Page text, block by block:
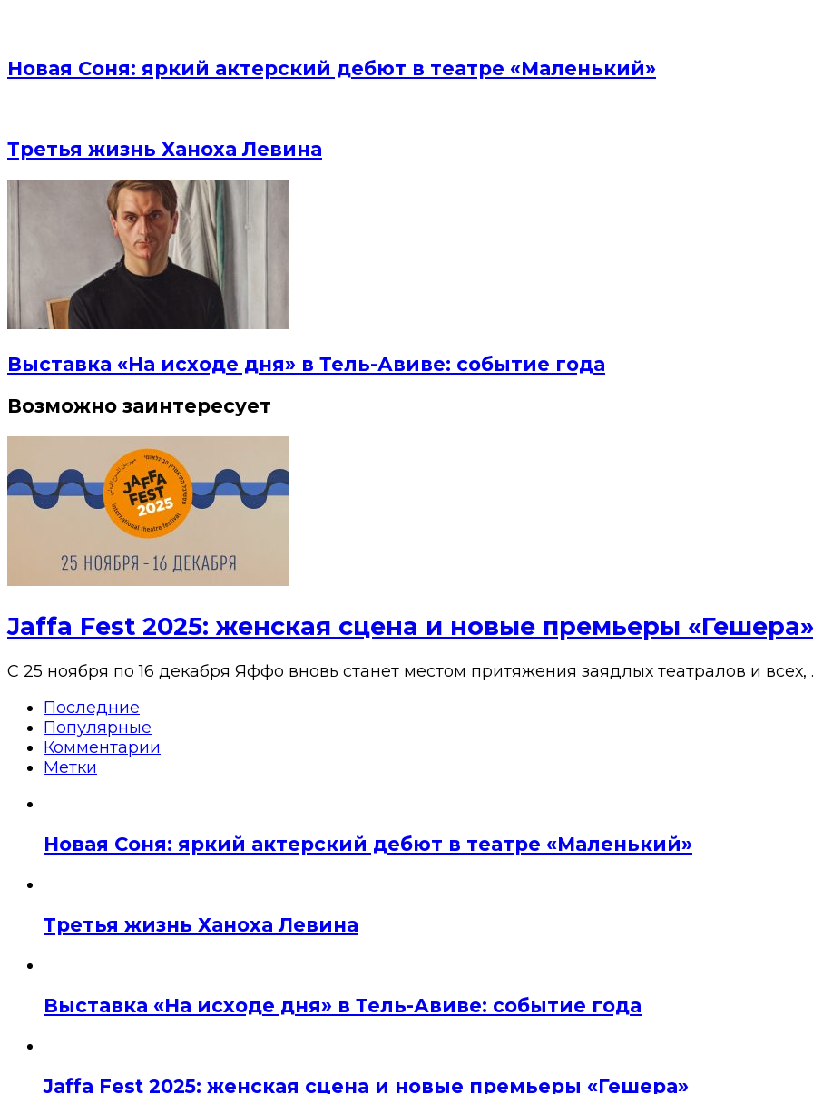
Новая Соня: яркий актерский дебют в театре «Маленький»
Третья жизнь Ханоха Левина
Выставка «На исходе дня» в Тель-Авиве: событие года
Возможно заинтересует
Jaffa Fest 2025: женская сцена и новые премьеры «Гешера»
С 25 ноября по 16 декабря Яффо вновь станет местом притяжения заядлых театралов и всех,
Последние
Популярные
Комментарии
Метки
Новая Соня: яркий актерский дебют в театре «Маленький»
Третья жизнь Ханоха Левина
Выставка «На исходе дня» в Тель-Авиве: событие года
Jaffa Fest 2025: женская сцена и новые премьеры «Гешера»